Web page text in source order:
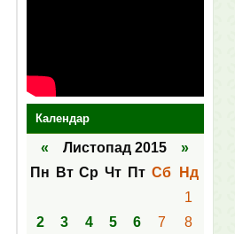
Календар
« Листопад 2015 »
Пн
Вт Ср Чт Пт Сб
Нд
1
2
3 4 5 6 7
8